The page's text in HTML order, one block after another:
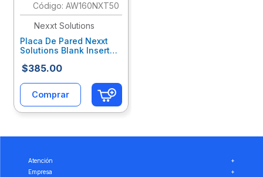
: AW160NXT50
Nexxt Solutions
Placa De Pared Nexxt
Solutions Blank Insert
Nscconab007
$385.00
Comprar
Atención
+
Empresa
+